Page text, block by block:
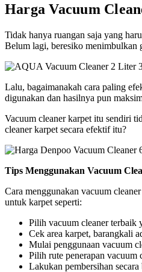
Harga Vacuum
Tidak hanya ruangan saja yang
Belum lagi, beresiko menimbulkan
Lalu, bagaimanakah cara paling
digunakan dan hasilnya pun
Vacuum cleaner karpet itu sendiri
cleaner karpet secara efektif itu?
Tips Menggunakan Vacuum
Cara menggunakan vacuum
untuk karpet seperti:
Pilih vacuum cleaner terbaik
Cek area karpet, barangkali
Mulai penggunaan vacuum
Pilih rute penerapan vacuum
Lakukan pembersihan